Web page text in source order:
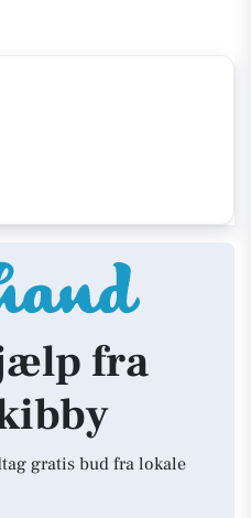
fra
gratis bud fra lokale